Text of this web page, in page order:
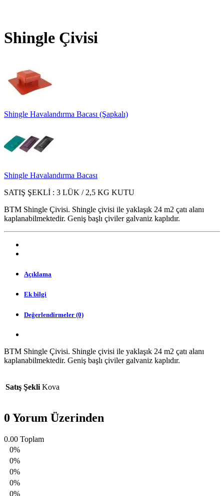
Shingle Çivisi
Shingle Havalandırma Bacası (Şapkalı)
Shingle Havalandırma Bacası
SATIŞ ŞEKLİ : 3 LÜK / 2,5 KG KUTU
BTM Shingle Çivisi. Shingle çivisi ile yaklaşık 24 m2 çatı alanı
kaplanabilmektedir. Geniş başlı çiviler galvaniz kaplıdır.
Açıklama
Ek bilgi
Değerlendirmeler (0)
BTM Shingle Çivisi. Shingle çivisi ile yaklaşık 24 m2 çatı alanı
kaplanabilmektedir. Geniş başlı çiviler galvaniz kaplıdır.
Satış Şekli Kova
0 Yorum Üzerinden
0.00 Toplam
0%
0%
0%
0%
0%